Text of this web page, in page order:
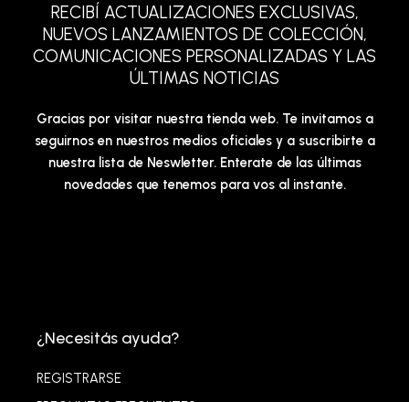
RECIBÍ ACTUALIZACIONES EXCLUSIVAS,
NUEVOS LANZAMIENTOS DE COLECCIÓN,
COMUNICACIONES PERSONALIZADAS Y LAS
ÚLTIMAS NOTICIAS
Gracias por visitar nuestra tienda web. Te invitamos a
seguirnos en nuestros medios oficiales y a suscribirte a
nuestra lista de Neswletter. Enterate de las últimas
novedades que tenemos para vos al instante.
¿Necesitás ayuda?
REGISTRARSE